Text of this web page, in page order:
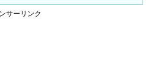
サーリンク